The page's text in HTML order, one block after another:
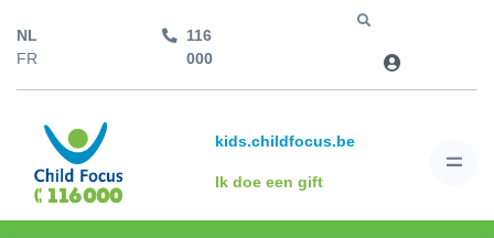
NL
FR
116
000
kids.childfocus.be
Ik doe een gift